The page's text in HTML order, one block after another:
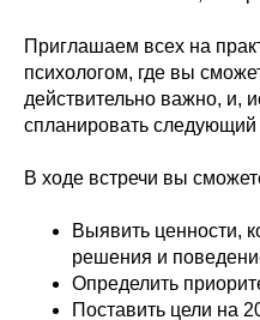
Приглашаем всех на
психологом, где вы
действительно важно, и,
спланировать следующий
В ходе встречи вы
Выявить ценности,
решения и
Определить
Поставить цели на